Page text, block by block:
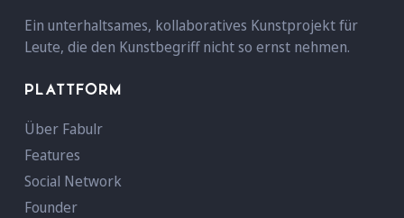
Ein unterhaltsames, kollaboratives Kunstprojekt für
Leute, die den Kunstbegriff nicht so ernst nehmen.
PLATTFORM
Über Fabulr
Features
Social Network
Founder